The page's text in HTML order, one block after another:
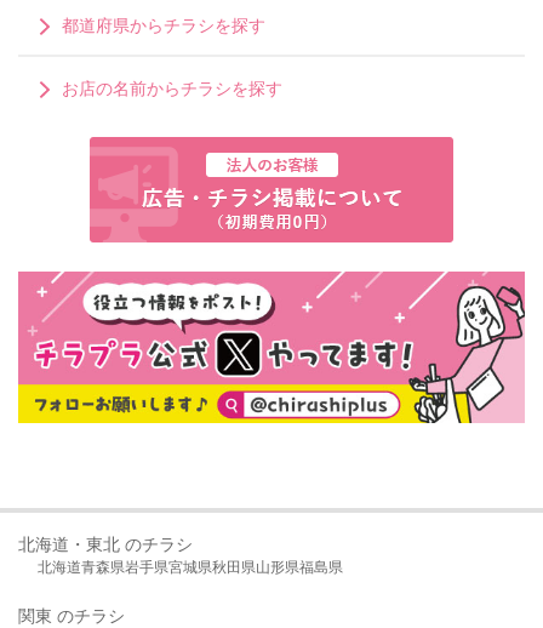
都道府県からチラシを探す
お店の名前からチラシを探す
北海道・東北 のチラシ
北海道青森県岩手県宮城県秋田県山形県福島県
関東 のチラシ